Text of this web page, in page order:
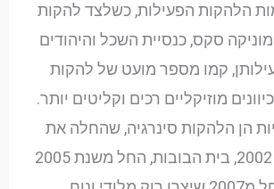
הלהקות הפעילות, כשלצד להקות
סקס, כנסיית השכל והיהודים
קמו מספר מועט של להקות
מוזיקליים רכים וקליטים יותר.
הן הלהקות סינרגיה, שהחלה את
פעילותה בשנת 2002, בית הבובות, החל משנת 2005